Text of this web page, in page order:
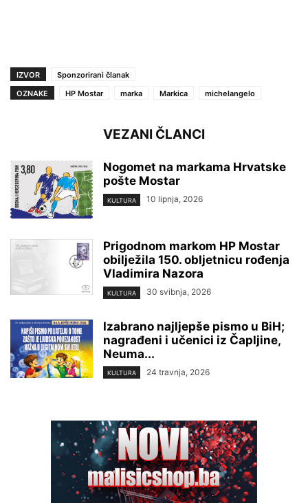
IZVOR
Sponzorirani članak
OZNAKE
HP Mostar marka Markica michelangelo
VEZANI ČLANCI
Nogomet na markama Hrvatske
pošte Mostar
KULTURA 10 lipnja, 2026
Prigodnom markom HP Mostar
obilježila 150. obljetnicu rođenja
Vladimira Nazora
KULTURA 30 svibnja, 2026
Izabrano najljepše pismo u BiH;
nagrađeni i učenici iz Čapljine,
Neuma...
KULTURA 24 travnja, 2026